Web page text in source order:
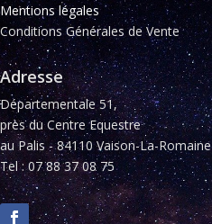
Mentions légales
Conditions Générales de Vente
Adresse
Départementale 51,
près du Centre Equestre
au Palis - 84110 Vaison-La-Romaine
Tel : 07 88 37 08 75